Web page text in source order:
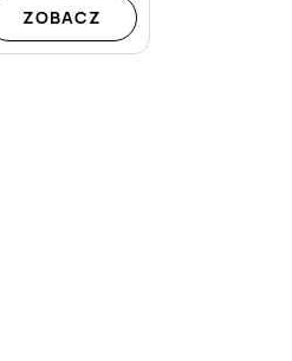
ZOBACZ